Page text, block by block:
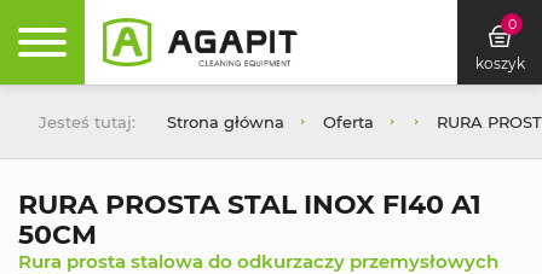
0
koszyk
Jesteś tutaj: Strona główna Oferta RURA
RURA PROSTA STAL INOX FI40 A1
50CM
Rura prosta stalowa do odkurzaczy przemysłowych